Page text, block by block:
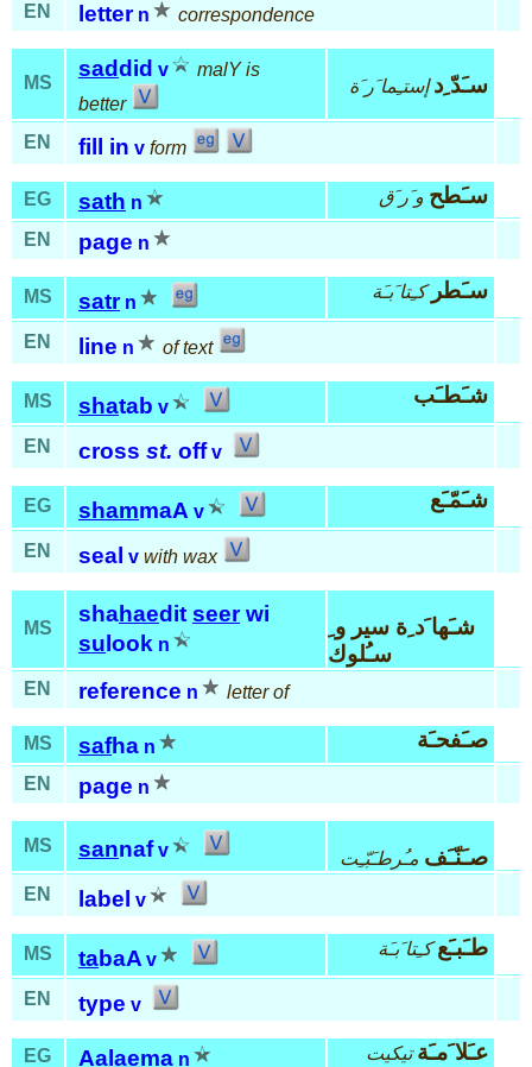
EN
letter n correspondence
MS
saddid v
malY is
better
سـَدّ ِد إستـِما َر َة
EN fill in v form
EG sath n سـَطح و َر َق
EN page n
MS satr n سـَطر كـِتا َبـَة
EN line n of text
MS shatab v شـَطـَب
EN cross st. off v
EG shammaA v شـَمّـَع
EN seal v with wax
MS
shahaedit seerwi
su look n
شـَها َد ِة سير و ِ
سـُلوك
EN reference n letter of
MS safha n صـَفحـَة
EN page n
MS sannaf v صـَنّـَف مـُرطـَبّـِت
EN
label v
MS tabaA v طـَبـَع كـِتا َبـَة
EN type v
EG Aa laema n عـَلا َمـَة تيكيت